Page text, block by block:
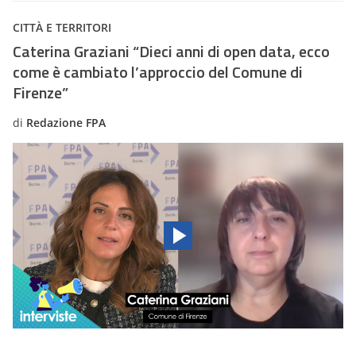
CITTÀ E TERRITORI
Caterina Graziani “Dieci anni di open data, ecco
come è cambiato l’approccio del Comune di
Firenze”
di Redazione FPA